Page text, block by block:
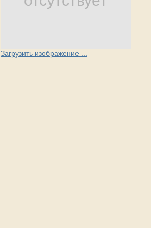
Загрузить изображение ...